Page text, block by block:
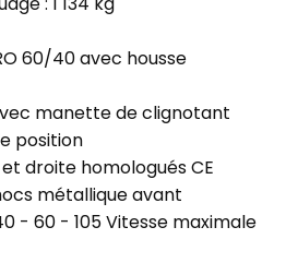
60/40 avec housse
manette de clignotant
position
droite homologués CE
métallique avant
- 60 - 105 Vitesse maximale